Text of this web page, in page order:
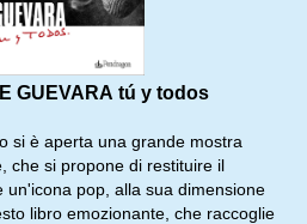
GUEVARA tú y todos
si è aperta una grande mostra
che si propone di restituire il
un'icona pop, alla sua dimensione
libro emozionante, che raccoglie